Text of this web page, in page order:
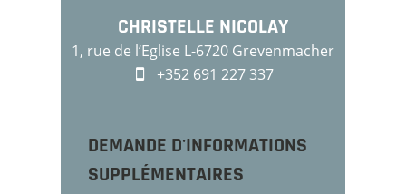
CHRISTELLE NICOLAY
1, rue de l‘Eglise L-6720 Grevenmacher
+352 691 227 337
DEMANDE D'INFORMATIONS
SUPPLÉMENTAIRES